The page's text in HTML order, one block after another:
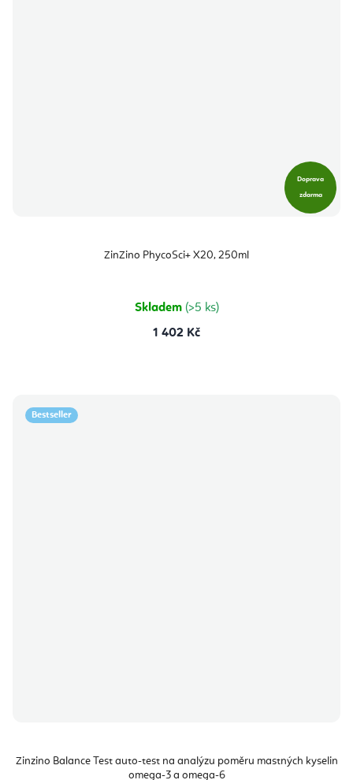
Doprava
zdarma
ZinZino PhycoSci+ X20, 250ml
Skladem (>5 ks)
1 402 Kč
Bestseller
Zinzino Balance Test auto-test na analýzu poměru mastných kyselin
omega-3 a omega-6